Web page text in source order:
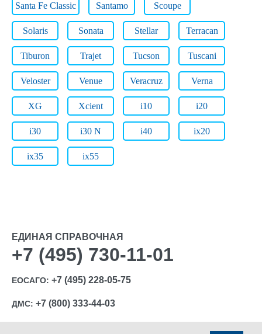
Santa Fe Classic Santamo Scoupe
Solaris Sonata Stellar Terracan
Tiburon Trajet Tucson Tuscani
Veloster Venue Veracruz Verna
XG Xcient i10 i20
i30 i30 N i40 ix20
ix35 ix55
ЕДИНАЯ СПРАВОЧНАЯ
+7 (495) 730-11-01
ЕОСАГО: +7 (495) 228-05-75
ДМС: +7 (800) 333-44-03